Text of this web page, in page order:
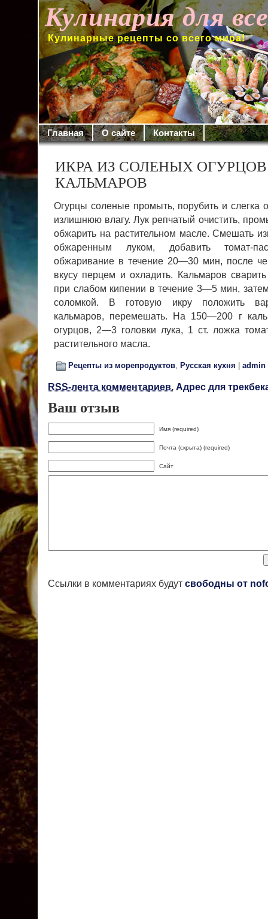
Кулинария для
Кулинарные рецепты со всего мира!
Главная О сайте Контакты
ИКРА ИЗ СОЛЕНЫХ
КАЛЬМАРОВ
Огурцы соленые промыть, порубить и слегка
излишнюю влагу. Лук репчатый очистить,
обжарить на растительном масле. Смешать
обжаренным лу­ком, добавить томат-
обжаривание в течение 20—30 мин, после
вку­су перцем и охладить. Кальмаров
при слабом кипении в течение 3—5 мин,
соломкой. В готовую икру положить
кальмаров, перемешать. На 150—200 г
огурцов, 2—3 головки лу­ка, 1 ст. ложка
растительного масла.
Рецепты из морепродуктов, Русская кухня admin
RSS-лента комментариев. Адрес для
Ваш отзыв
Имя (required)
Почта (скрыта) (required)
Сайт
Ссылки в комментариях будут свободны от